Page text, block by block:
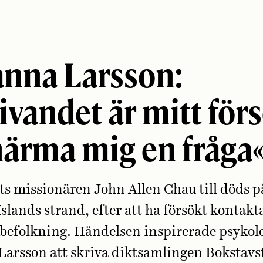
Larsson:
är mitt
mig en fråga«
missionären John Allen Chau till döds
strand, efter att ha försökt
Händelsen inspirerade
att skriva diktsamlingen